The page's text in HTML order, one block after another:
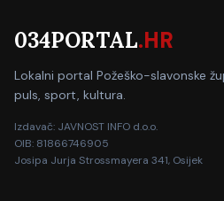
034PORTAL.HR
Lokalni portal Požeško-slavonske
puls, sport, kultura.
Izdavač: JAVNOST INFO d.o.o.
OIB: 81866746905
Josipa Jurja Strossmayera 341, Osijek